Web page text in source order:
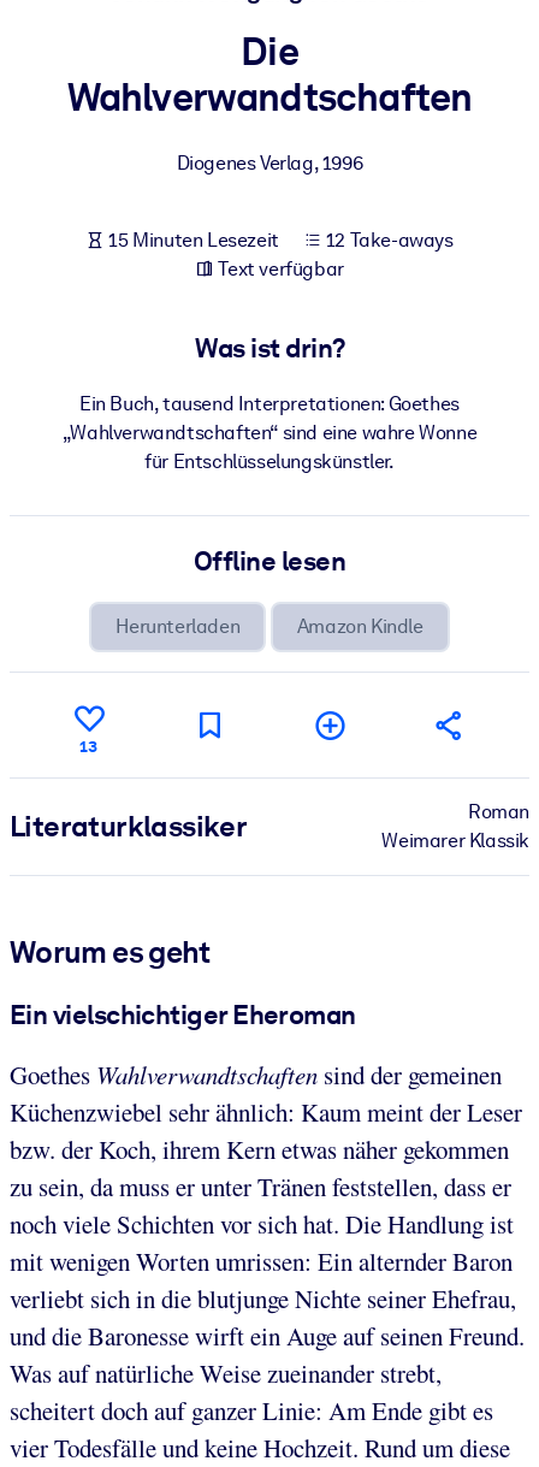
Bauen Sie eine gesunde und resiliente Belegschaft auf.
bessere Lernergebnisse.
Für Unternehmensbibliotheken
vertrauenswürdigem, praxisnahem Business-Wissen.
Nutzen Sie verlässliches, strukturiertes Wissen, um die Ergebnisse
Ihrer KI-Systeme zu optimieren.
Die
Wahlverwandtschaften
Diogenes Verlag,1996
15 Minuten Lesezeit
12 Take-aways
Text verfügbar
Was ist drin?
Ein Buch, tausend Interpretationen: Goethes
„Wahlverwandtschaften“ sind eine wahre Wonne
für Entschlüsselungskünstler.
Offline lesen
Herunterladen Amazon Kindle
13
Literatur­klassiker
Roman
Weimarer Klassik
Worum es geht
Ein vielschichtiger Eheroman
Goethes Wahlverwandtschaften sind der gemeinen
Küchenzwiebel sehr ähnlich: Kaum meint der Leser
bzw. der Koch, ihrem Kern etwas näher gekommen
zu sein, da muss er unter Tränen feststellen, dass er
noch viele Schichten vor sich hat. Die Handlung ist
mit wenigen Worten umrissen: Ein alternder Baron
verliebt sich in die blutjunge Nichte seiner Ehefrau,
und die Baronesse wirft ein Auge auf seinen Freund.
Was auf natürliche Weise zueinander strebt,
scheitert doch auf ganzer Linie: Am Ende gibt es
vier Todesfälle und keine Hochzeit. Rund um diese